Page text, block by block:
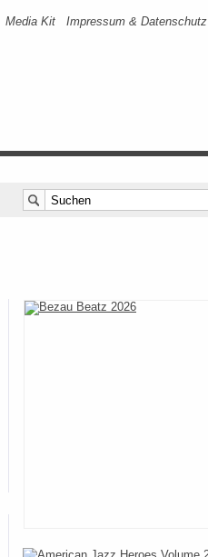
Media Kit Impressum & Datenschutz